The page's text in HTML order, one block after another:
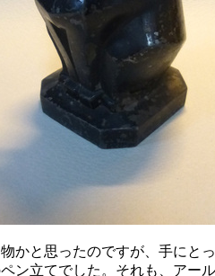
かと思ったのですが、手にと
ン立てでした。それも、アー